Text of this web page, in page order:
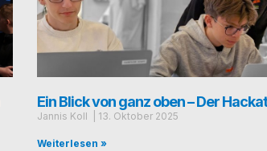
Ein Blick von ganz oben – Der
Jan­nis Koll 13. Okto­ber 2025
Weiterlesen »